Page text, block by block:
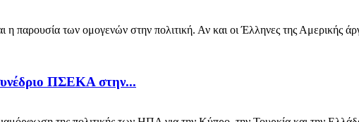
η παρουσία των ομογενών στην πολιτική. Αν και οι Έλληνες της Αμερικής
ΠΣΕΚΑ στην...